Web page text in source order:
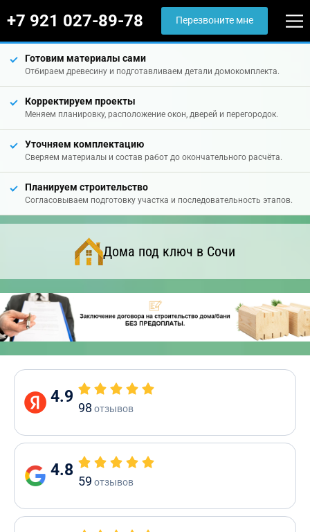
+7 921 027-89-78 Перезвоните мне
Готовим материалы сами
Отбираем древесину и подготавливаем детали домокомплекта.
Корректируем проекты
Меняем планировку, расположение окон, дверей и перегородок.
Уточняем комплектацию
Сверяем материалы и состав работ до окончательного расчёта.
Планируем строительство
Согласовываем подготовку участка и последовательность этапов.
Дома под ключ в Сочи
4.9
98 отзывов
4.8
59 отзывов